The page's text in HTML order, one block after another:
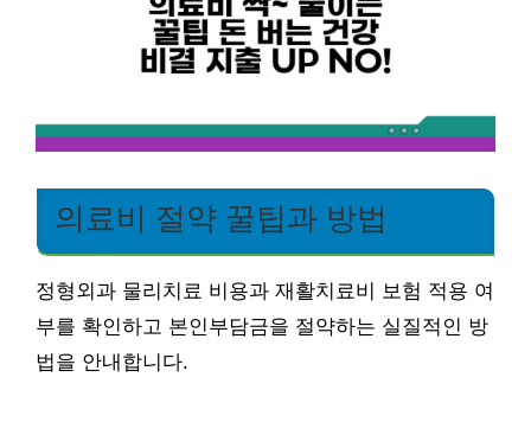
의료비 절약 꿀팁과 방법
정형외과 물리치료 비용과 재활치료비 보험 적용 여
부를 확인하고 본인부담금을 절약하는 실질적인 방
법을 안내합니다.